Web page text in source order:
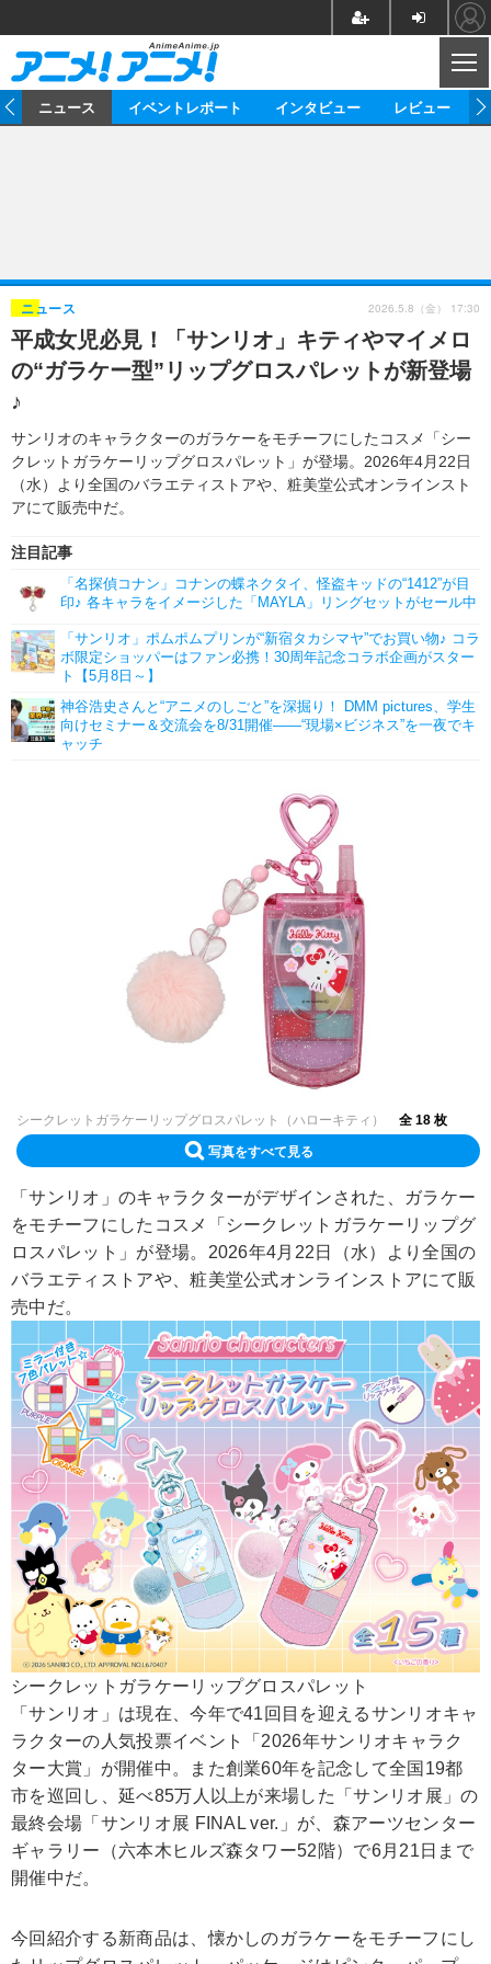
ゲーム グッズ
イベント 海外
海外イベント ビジネス
俳優・タレント アーティスト
ビジネス
アニメ 実写
書評 イベント
ゲーム 座談会
動画
アニメ！アニメ！TV ABEMA Cafe
ニュース イベントレポート インタビュー レビュー
平成女児必見！「サンリオ」キティやマイメロ
の“ガラケー型”リップグロスパレットが新登場
♪
サンリオのキャラクターのガラケーをモチーフにしたコスメ「シー
クレットガラケーリップグロスパレット」が登場。2026年4月22日
（水）より全国のバラエティストアや、粧美堂公式オンラインスト
アにて販売中だ。
ニュース
注目記事
「名探偵コナン」コナンの蝶ネクタイ、怪盗キッドの“1412”が目
印♪ 各キャラをイメージした「MAYLA」リングセットがセール中
「サンリオ」ポムポムプリンが“新宿タカシマヤ”でお買い物♪ コラ
ボ限定ショッパーはファン必携！30周年記念コラボ企画がスター
ト【5月8日～】
神谷浩史さんと“アニメのしごと”を深掘り！ DMM pictures、学生
向けセミナー＆交流会を8/31開催――“現場×ビジネス”を一夜でキ
ャッチ
2026.5.8（金） 17:30
シークレットガラケーリップグロスパレット（ハローキティ） 全 18 枚
写真をすべて見る
「サンリオ」のキャラクターがデザインされた、ガラケー
をモチーフにしたコスメ「シークレットガラケーリップグ
ロスパレット」が登場。2026年4月22日（水）より全国の
バラエティストアや、粧美堂公式オンラインストアにて販
売中だ。
シークレットガラケーリップグロスパレット
「サンリオ」は現在、今年で41回目を迎えるサンリオキャ
ラクターの人気投票イベント「2026年サンリオキャラク
ター大賞」が開催中。また創業60年を記念して全国19都
市を巡回し、延べ85万人以上が来場した「サンリオ展」の
最終会場「サンリオ展 FINAL ver.」が、森アーツセンター
ギャラリー（六本木ヒルズ森タワー52階）で6月21日まで
開催中だ。
今回紹介する新商品は、懐かしのガラケーをモチーフにし